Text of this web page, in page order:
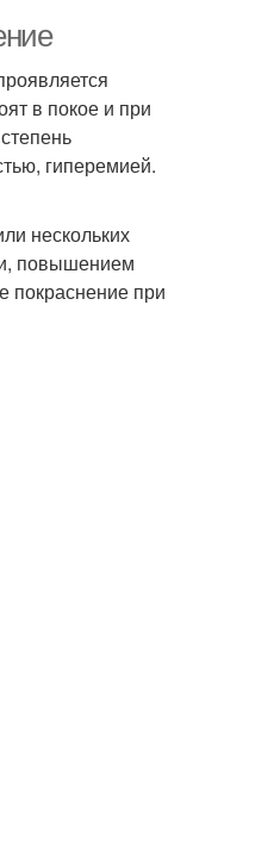
в покое и при
гиперемией.
нескольких
повышением
покраснение при